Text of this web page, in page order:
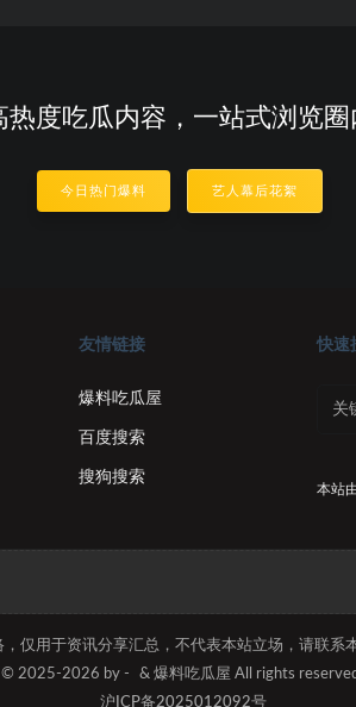
热度吃瓜内容，一站式浏览圈
今日热门爆料 艺人幕后花絮
友情链接
爆料吃瓜屋
百度搜索
搜狗搜索
快速
本站
仅用于资讯分享汇总，不代表本站立场，请联系
© 2025-2026 by -
& 爆料吃瓜屋 All rights
沪ICP备2025012092号